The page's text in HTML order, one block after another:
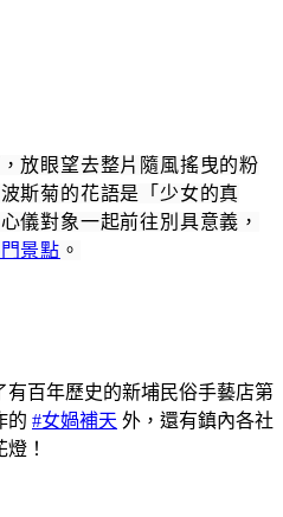
放眼望去整片隨風搖曳的粉
斯菊的花語是「少女的真
儀對象一起前往別具意義，
景點 。
百年歷史的新埔民俗手藝店第
的 #女媧補天 外，還有鎮內各社
！